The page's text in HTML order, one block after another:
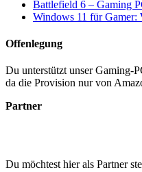
Battlefield 6 – Gaming
Windows 11 für Gamer:
Offenlegung
Du unterstützt unser Gaming-
da die Provision nur von
Partner
Du möchtest hier als Partner